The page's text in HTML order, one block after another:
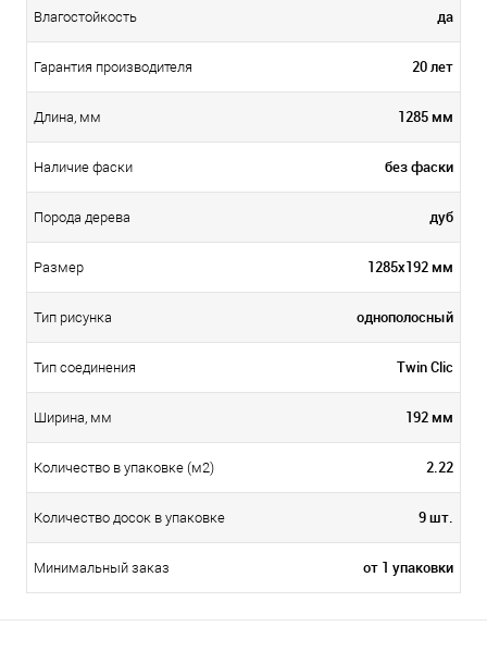
Влагостойкость да
Гарантия производителя 20 лет
Длина, мм 1285 мм
Наличие фаски без фаски
Порода дерева дуб
Размер 1285х192 мм
Тип рисунка однополосный
Тип соединения Twin Clic
Ширина, мм 192 мм
Количество в упаковке (м2) 2.22
Количество досок в упаковке 9 шт.
Минимальный заказ от 1 упаковки